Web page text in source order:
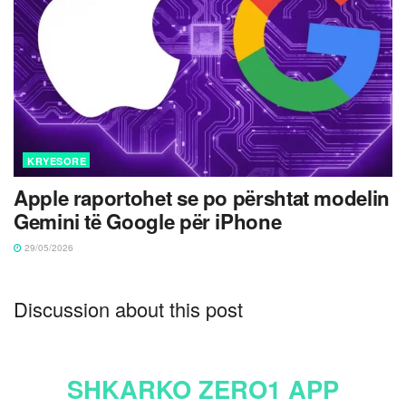
KRYESORE
Apple raportohet se po përshtat modelin
Gemini të Google për iPhone
29/05/2026
Discussion about this post
SHKARKO ZERO1 APP